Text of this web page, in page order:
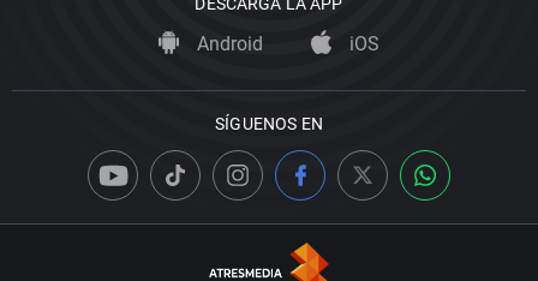
Android iOS
SÍGUENOS EN